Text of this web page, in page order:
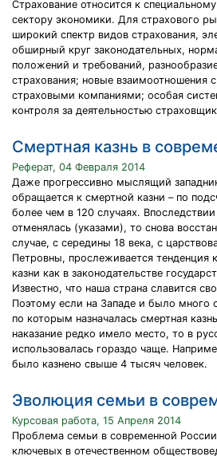
Страхование относится к
сектору экономики. Для страхового
широкий спектр видов страхования,
обширный круг законодательных,
положений и требований,
страхования; новые взаимоотношения
страховыми компаниями; особая
контроля за деятельностью
Смертная казнь в
Реферат, 04 Февраля 2014
Даже прогрессивно мыслящий
обращается к смертной казни – по
более чем в 120 случаях. Впоследствии
отменялась (указами), то снова
случае, с середины 18 века, с
Петровны, прослеживается тенденция
казни как в законодательстве
Известно, что наша страна славится
Поэтому если на Западе и было много
по которым назначалась смертная
наказание редко имело место, то в
использовалась гораздо чаще.
было казнено свыше 4 тысяч человек.
Эволюция семьи в
Курсовая работа, 15 Апреля 2014
Проблема семьи в современной России
ключевых в отечественном